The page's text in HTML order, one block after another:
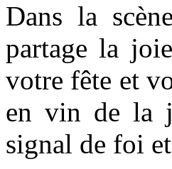
Dans la
partage la
votre fête et
en vin de la
signal de foi